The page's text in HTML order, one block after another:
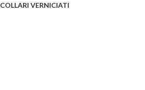
COLLARI VERNICIATI